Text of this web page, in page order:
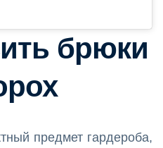
брюки
предмет гардероба,